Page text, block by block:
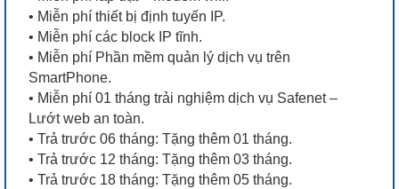
• Miễn phí thiết bị định tuyến IP.
• Miễn phí các block IP tĩnh.
• Miễn phí Phần mềm quản lý dịch vụ trên
SmartPhone.
• Miễn phí 01 tháng trải nghiệm dịch vụ Safenet –
Lướt web an toàn.
• Trả trước 06 tháng: Tặng thêm 01 tháng.
• Trả trước 12 tháng: Tặng thêm 03 tháng.
• Trả trước 18 tháng: Tặng thêm 05 tháng.